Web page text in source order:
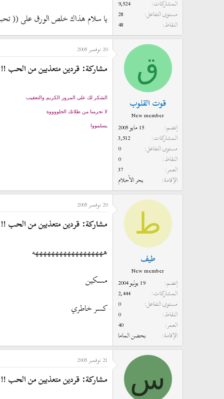
المشاركات
9,524
مستوى التفاعل
28
النقاط
48
يا سلام هذاك خلص الورق على ((
ق
قوت القلوب
New member
إنضم
15 مايو 2005
المشاركات
3,512
مستوى التفاعل
0
النقاط
0
العمر
37
الإقامة
بحر الأحلام
20 نوفمبر 2005
مشاركة: قردين متعذبين من الحب
الشكر لك على المرور الكريم والتعقيب
لا تحرمنا من طلاتك الحلووووة
يسلمووا
ط
طيف
New member
إنضم
19 يوليو 2004
المشاركات
2,444
مستوى التفاعل
0
النقاط
0
العمر
40
الإقامة
بحضن الماما
20 نوفمبر 2005
مشاركة: قردين متعذبين من الحب
ههههههههههههههههههه
مسكين
كسر خاطري
س
21 نوفمبر 2005
مشاركة: قردين متعذبين من الحب